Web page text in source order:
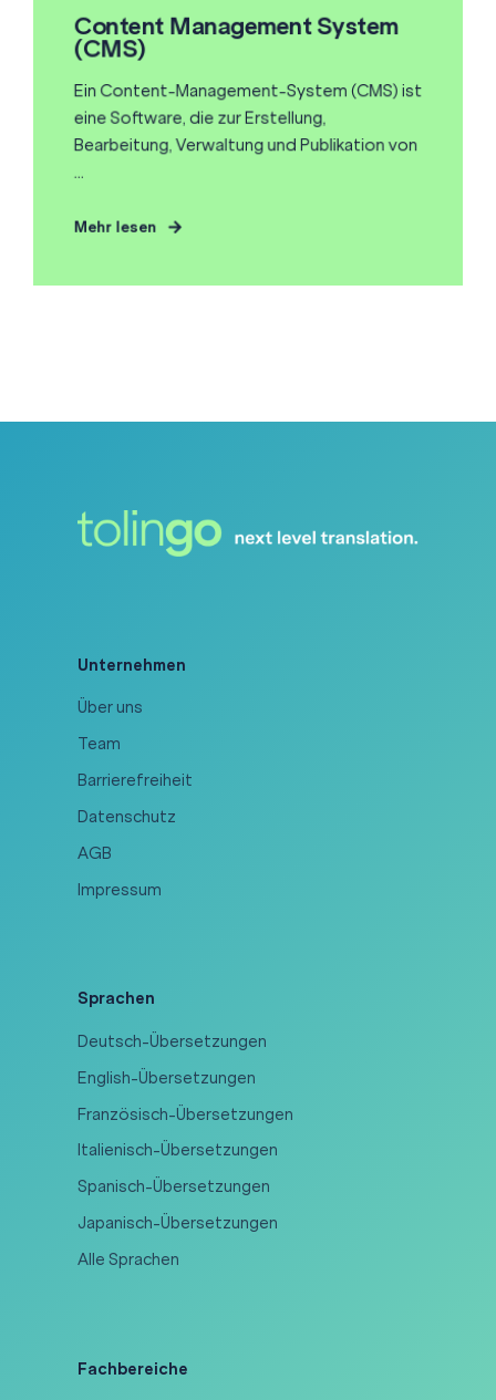
Content Management System
(CMS)
Ein Content-Management-System (CMS) ist
eine Software, die zur Erstellung,
Bearbeitung, Verwaltung und Publikation von
...
Mehr lesen
Unternehmen
Über uns
Team
Barrierefreiheit
Datenschutz
AGB
Impressum
Sprachen
Deutsch-Übersetzungen
English-Übersetzungen
Französisch-Übersetzungen
Italienisch-Übersetzungen
Spanisch-Übersetzungen
Japanisch-Übersetzungen
Alle Sprachen
Fachbereiche